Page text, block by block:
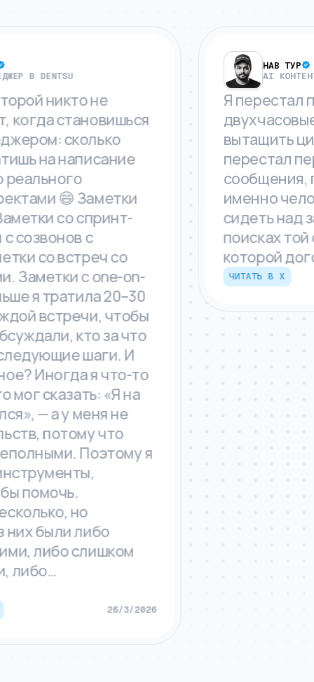
DENTSU
никто не
становишься
сколько
на написание
😄 Заметки
со спринт-
с
со встреч со
с one-on-
я тратила 20–30
встречи, чтобы
кто за что
шаги. И
Иногда я что-то
сказать: «Я на
— а у меня не
потому что
Поэтому я
но
были либо
либо слишком
26/3/2026
НАВ ТУР
AI КОНТЕНТ
Я перестал
двухчасовые
вытащить
перестал
сообщения,
именно
сидеть над
поисках той
которой
ЧИТАТЬ В X